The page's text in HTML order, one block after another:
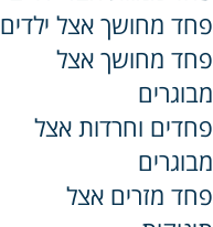
פחד מחושך אצל ילדים
פחד מחושך אצל
מבוגרים
פחדים וחרדות אצל
מבוגרים
פחד מזרים אצל